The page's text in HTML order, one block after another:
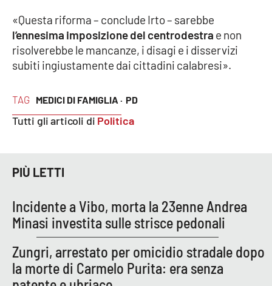
Crotone
Vibo Valentia
Reggio Calabria
Lamezia Terme
PROGETTI
SPECIALI
Buona Sanità Calabria
LA
TAG MEDICI DI FAMIGLIA · PD
Tutti gli articoli di Politica
«Questa riforma – conclude Irto – sarebbe
l’ennesima imposizione del centrodestra e non
risolverebbe le mancanze, i disagi e i disservizi
subiti ingiustamente dai cittadini calabresi».
PIÙ LETTI
Incidente a Vibo, morta la 23enne Andrea
Minasi investita sulle strisce pedonali
Zungri, arrestato per omicidio stradale dopo
la morte di Carmelo Purita: era senza